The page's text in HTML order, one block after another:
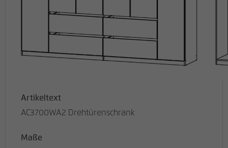
Artikeltext
AC3700WA2 Drehtürenschrank
Maße